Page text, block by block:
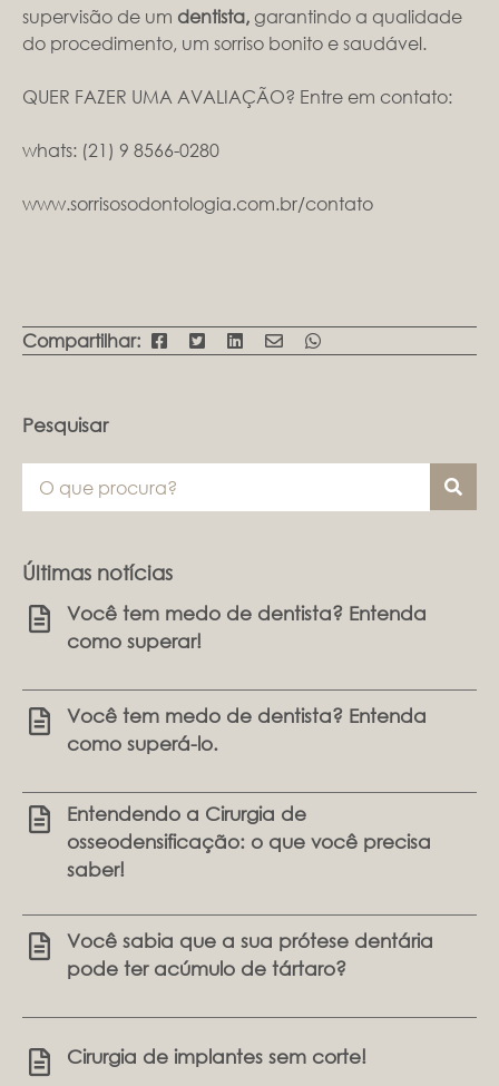
Pesquisar
Últimas notícias
Você tem medo de dentista? Entenda
como superar!
Você tem medo de dentista? Entenda
como superá-lo.
Entendendo a Cirurgia de
osseodensificação: o que você precisa
saber!
Você sabia que a sua prótese dentária
pode ter acúmulo de tártaro?
Cirurgia de implantes sem corte!
supervisão de um dentista,garantindo a qualidade
do procedimento, um sorriso bonito e saudável.
QUER FAZER UMA AVALIAÇÃO? Entre em contato:
whats: (21) 9 8566-0280
www.sorrisosodontologia.com.br/contato
Compartilhar: